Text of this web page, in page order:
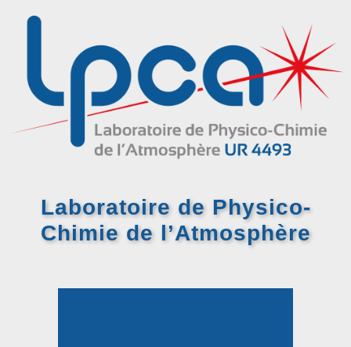
Laboratoire de Physico-
Chimie de l’Atmosphère